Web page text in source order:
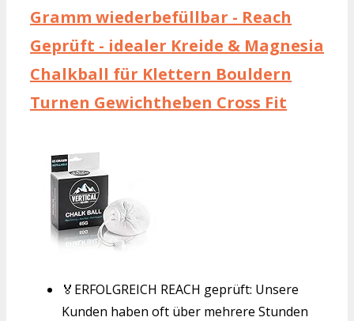
Gramm wiederbefüllbar - Reach
Geprüft - idealer Kreide & Magnesia
Chalkball für Klettern Bouldern
Turnen Gewichtheben Cross Fit
🏅ERFOLGREICH REACH geprüft: Unsere
Kunden haben oft über mehrere Stunden